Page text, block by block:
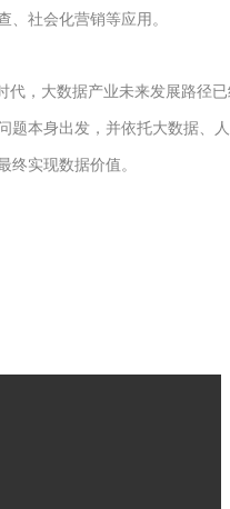
、社会化营销等应用。
代，大数据产业未来发展路径
题本身出发，并依托大数据、人
终实现数据价值。